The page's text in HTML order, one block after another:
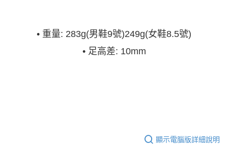
• 重量: 283g(男鞋9號)249g(女鞋8.5號)
• 足高差: 10mm
顯示電腦版詳細說明